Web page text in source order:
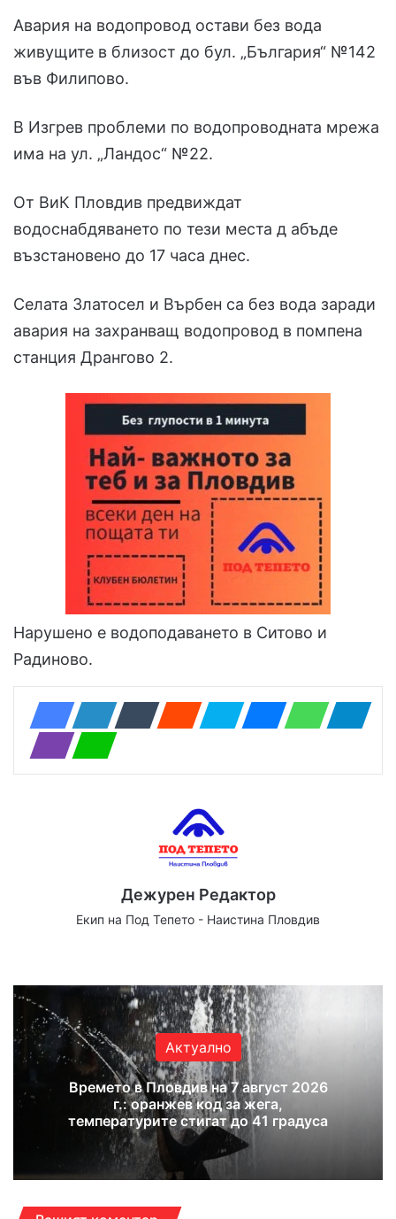
Авария на водопровод остави без вода
живущите в близост до бул. „България“ №142
във Филипово.
В Изгрев проблеми по водопроводната мрежа
има на ул. „Ландос“ №22.
От ВиК Пловдив предвиждат
водоснабдяването по тези места д абъде
възстановено до 17 часа днес.
Селата Златосел и Върбен са без вода заради
авария на захранващ водопровод в помпена
станция Дрангово 2.
Нарушено е водоподаването в Ситово и
Радиново.
Дежурен Редактор
Екип на Под Тепето - Наистина Пловдив
Актуално
Времето в Пловдив на 7 август 2026
г.: оранжев код за жега,
температурите стигат до 41 градуса